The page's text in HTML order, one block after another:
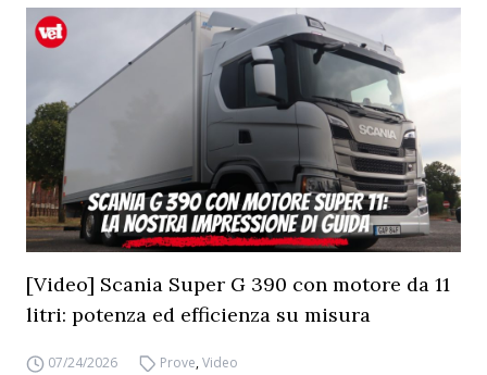
[Video] Scania Super G 390 con motore da 11
litri: potenza ed efficienza su misura
07/24/2026 Prove,Video